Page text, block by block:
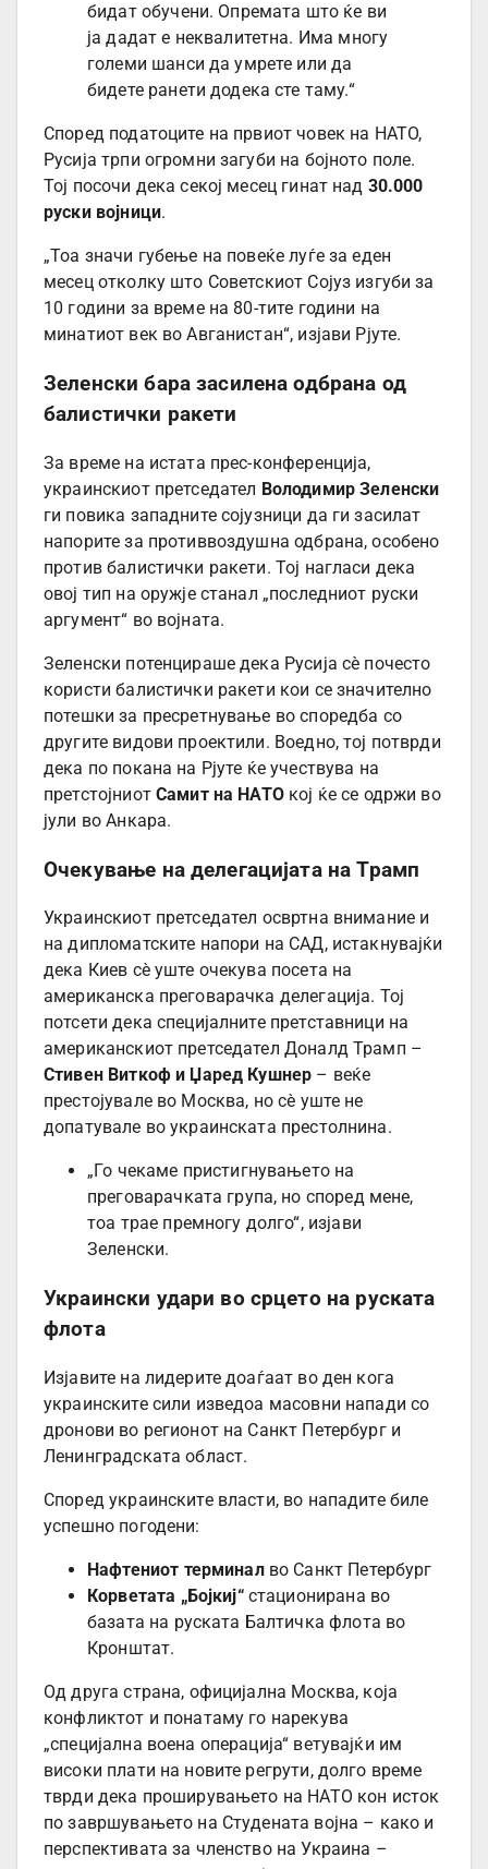
бидат обучени. Опремата што ќе ви
ја дадат е неквалитетна. Има многу
големи шанси да умрете или да
бидете ранети додека сте таму.“
Според податоците на првиот човек на НАТО,
Русија трпи огромни загуби на бојното поле.
Тој посочи дека секој месец гинат над 30.000
руски војници.
„Тоа значи губење на повеќе луѓе за еден
месец отколку што Советскиот Сојуз изгуби за
10 години за време на 80-тите години на
минатиот век во Авганистан“, изјави Рјуте.
Зеленски бара засилена одбрана од
балистички ракети
За време на истата прес-конференција,
украинскиот претседател Володимир Зеленски
ги повика западните сојузници да ги засилат
напорите за противвоздушна одбрана, особено
против балистички ракети. Тој нагласи дека
овој тип на оружје станал „последниот руски
аргумент“ во војната.
Зеленски потенцираше дека Русија сè почесто
користи балистички ракети кои се значително
потешки за пресретнување во споредба со
другите видови проектили. Воедно, тој потврди
дека по покана на Рјуте ќе учествува на
претстојниот Самит на НАТОкој ќе се одржи во
јули во Анкара.
Очекување на делегацијата на Трамп
Украинскиот претседател освртна внимание и
на дипломатските напори на САД, истакнувајќи
дека Киев сè уште очекува посета на
американска преговарачка делегација. Тој
потсети дека специјалните претставници на
американскиот претседател Доналд Трамп –
Стивен Виткоф и Џаред Кушнер – веќе
престојувале во Москва, но сè уште не
допатувале во украинската престолнина.
„Го чекаме пристигнувањето на
преговарачката група, но според мене,
тоа трае премногу долго“, изјави
Зеленски.
Украински удари во срцето на руската
флота
Изјавите на лидерите доаѓаат во ден кога
украинските сили изведоа масовни напади со
дронови во регионот на Санкт Петербург и
Ленинградската област.
Според украинските власти, во нападите биле
успешно погодени:
Нафтениот терминалво Санкт Петербург
Корветата „Бојкиј“стационирана во
базата на руската Балтичка флота во
Кронштат.
Од друга страна, официјална Москва, која
конфликтот и понатаму го нарекува
„специјална воена операција“ ветувајќи им
високи плати на новите регрути, долго време
тврди дека проширувањето на НАТО кон исток
по завршувањето на Студената војна – како и
перспективата за членство на Украина –